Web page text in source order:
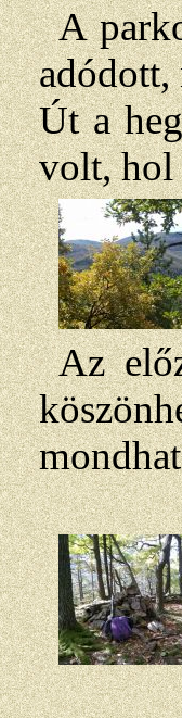
A
adódott,
Út a
volt, hol
Az